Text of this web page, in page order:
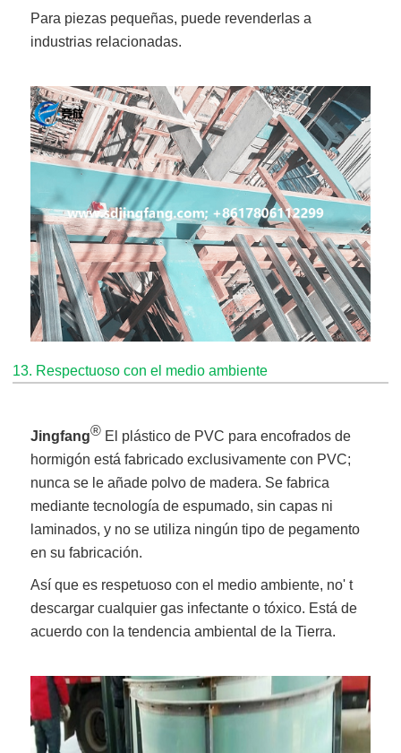
Para piezas pequeñas, puede revenderlas a
industrias relacionadas.
13. Respectuoso con el medio ambiente
Jingfang® El plástico de PVC para encofrados de
hormigón está fabricado exclusivamente con PVC;
nunca se le añade polvo de madera. Se fabrica
mediante tecnología de espumado, sin capas ni
laminados, y no se utiliza ningún tipo de pegamento
en su fabricación.
Así que es respetuoso con el medio ambiente, no' t
descargar cualquier gas infectante o tóxico. Está de
acuerdo con la tendencia ambiental de la Tierra.